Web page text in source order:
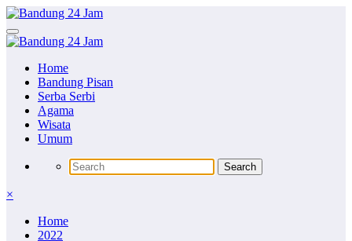
Skip
to
content
Home
Bandung Pisan
Serba Serbi
Agama
Wisata
Umum
×
Home
2022